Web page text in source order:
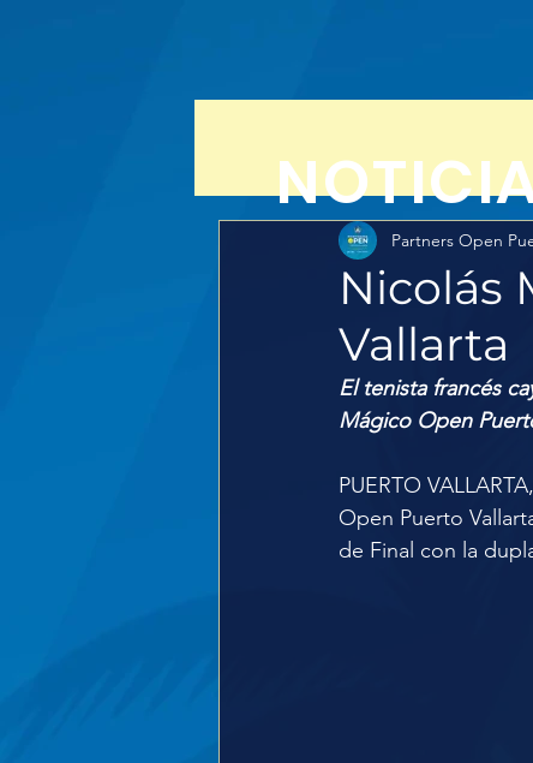
Nicolás
Vallarta
Partners Open
El tenista francés
Mágico Open
PUERTO
Open Puerto
de Final con la